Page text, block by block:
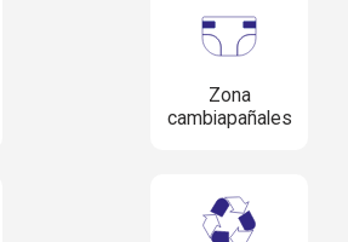
Zona
cambiapañales